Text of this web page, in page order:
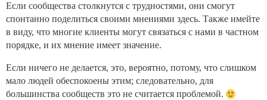
Если сообщества столкнутся с трудностями, они смогут
спонтанно поделиться своими мнениями здесь. Также имейте
в виду, что многие клиенты могут связаться с нами в частном
порядке, и их мнение имеет значение.
Если ничего не делается, это, вероятно, потому, что слишком
мало людей обеспокоены этим; следовательно, для
большинства сообществ это не считается проблемой.